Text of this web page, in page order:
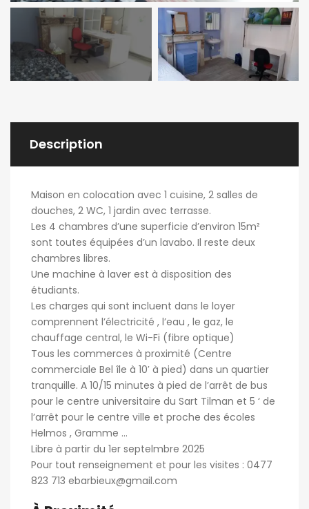
Description
Maison en colocation avec 1 cuisine, 2 salles de
douches, 2 WC, 1 jardin avec terrasse.
Les 4 chambres d’une superficie d’environ 15m²
sont toutes équipées d’un lavabo. Il reste deux
chambres libres.
Une machine à laver est à disposition des
étudiants.
Les charges qui sont incluent dans le loyer
comprennent l’électricité , l’eau , le gaz, le
chauffage central, le Wi-Fi (fibre optique)
Tous les commerces à proximité (Centre
commerciale Bel île à 10′ à pied) dans un quartier
tranquille. A 10/15 minutes à pied de l’arrêt de bus
pour le centre universitaire du Sart Tilman et 5 ‘ de
l’arrêt pour le centre ville et proche des écoles
Helmos , Gramme …
Libre à partir du 1er septelmbre 2025
Pour tout renseignement et pour les visites : 0477
823 713 ebarbieux@gmail.com